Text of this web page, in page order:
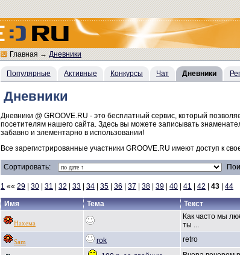
Главная→Дневники
Популярные Активные Конкурсы Чат Дневники
Дневники
Дневники @ GROOVE.RU - это бесплатный сервис, который
посетителям нашего сайта. Здесь вы можете записывать
забавно и элементарно в использовании!
Все зарегистрированные участники GROOVE.RU имеют доступ к
Сортировать:
1 «« 29 30 31 32 33 34 35 36 37 38 39 40 41 42 43 44
Имя Тема Текст
Нахема
Как часто мы
ты ...
Sam rok retro